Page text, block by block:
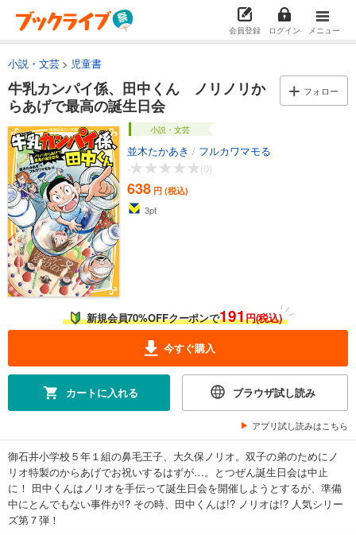
会員登録 ログイン メニュー
小説・文芸 児童書
牛乳カンパイ係、田中くん ノリノリか
らあげで最高の誕生日会
フォロー
小説・文芸
並木たかあき / フルカワマモる
-
(0)
638 円 (税込)
3pt
新規会員70%OFFクーポンで191円(税込)
今すぐ購入
カートに入れる ブラウザ試し読み
アプリ試し読みはこちら
御石井小学校５年１組の鼻毛王子、大久保ノリオ。双子の弟のためにノ
リオ特製のからあげでお祝いするはずが…。とつぜん誕生日会は中止
に！ 田中くんはノリオを手伝って誕生日会を開催しようとするが、準備
中にとんでもない事件が!? その時、田中くんは!? ノリオは!? 人気シリー
ズ第７弾！